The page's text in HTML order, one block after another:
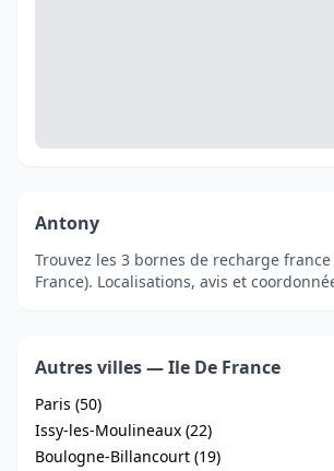
Antony
Trouvez les 3 bornes de recharge
France). Localisations, avis et
Autres villes — Ile De France
Paris (50)
Issy-les-Moulineaux (22)
Boulogne-Billancourt (19)